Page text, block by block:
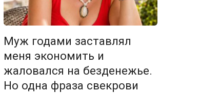
Муж годами заставлял
меня экономить и
жаловался на безденежье.
Но одна фраза свекрови